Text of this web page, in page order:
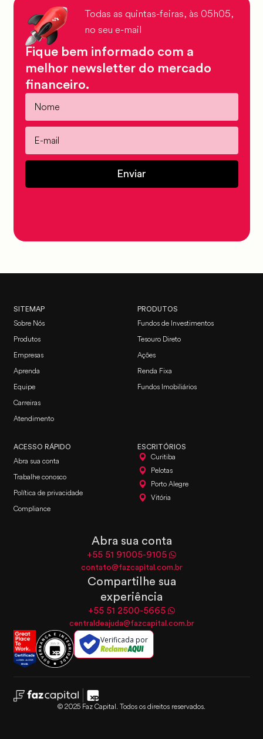
Todas as quintas-feiras, às 05h05,
no seu e-mail
Fique bem informado com a
melhor newsletter do mercado
financeiro.
Enviar
SITEMAP
Sobre Nós
Produtos
Empresas
Aprenda
Equipe
Carreiras
Atendimento
PRODUTOS
Fundos de Investimentos
Tesouro Direto
Ações
Renda Fixa
Fundos Imobiliários
ACESSO RÁPIDO
Abra sua conta
Trabalhe conosco
Política de privacidade
Compliance
ESCRITÓRIOS
Curitiba
Pelotas
Porto Alegre
Vitória
Abra sua conta
+55 51 91005-9105
contato@fazcapital.com.br
Compartilhe sua
experiência
+55 51 2500-5665
centraldeajuda@fazcapital.com.br
Verificada por
© 2025 Faz Capital. Todos os direitos reservados.